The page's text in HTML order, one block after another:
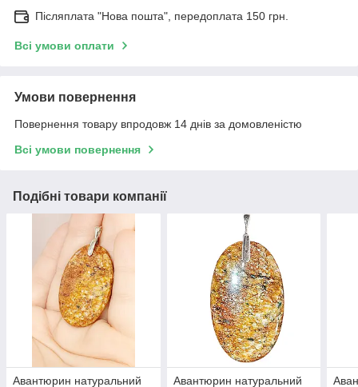
Післяплата "Нова пошта", передоплата 150 грн.
Всі умови оплати
Умови повернення
Повернення товару впродовж 14 днів за домовленістю
Всі умови повернення
Подібні товари компанії
Авантюрин натуральний
Авантюрин натуральний